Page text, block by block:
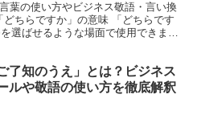
葉の使い方やビジネス敬語・言い換
ちらですか」の意味 「どちらです
選ばせるような場面で使用できま
ご了知のうえ」とは？ビジネス
ルや敬語の使い方を徹底解釈